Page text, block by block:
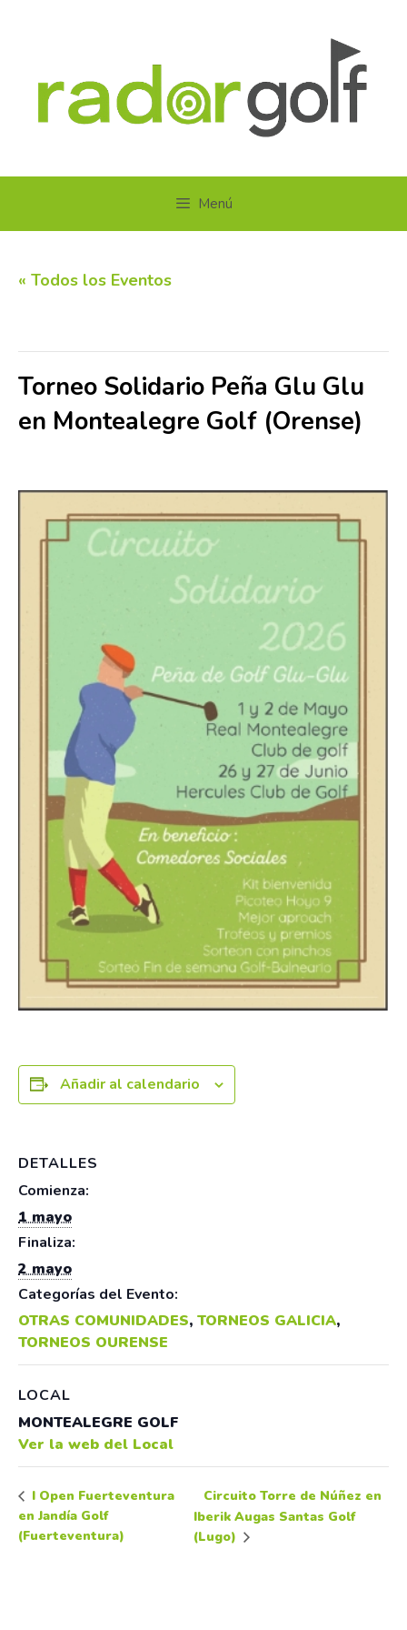
Menú
« Todos los Eventos
Torneo Solidario Peña Glu Glu
en Montealegre Golf (Orense)
Añadir al calendario
DETALLES
Comienza:
1 mayo
Finaliza:
2 mayo
Categorías del Evento:
OTRAS COMUNIDADES, TORNEOS GALICIA,
TORNEOS OURENSE
LOCAL
MONTEALEGRE GOLF
Ver la web del Local
I Open Fuerteventura
en Jandía Golf
(Fuerteventura)
Circuito Torre de Núñez en
Iberik Augas Santas Golf
(Lugo)